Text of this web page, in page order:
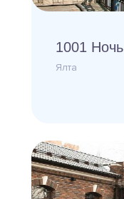
1001 Ночь
Ялта